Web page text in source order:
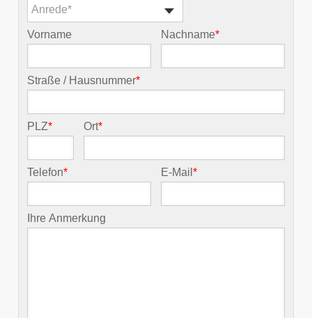
Anrede*
Vorname Nachname*
Straße / Hausnummer*
PLZ* Ort*
Telefon* E-Mail*
Ihre Anmerkung